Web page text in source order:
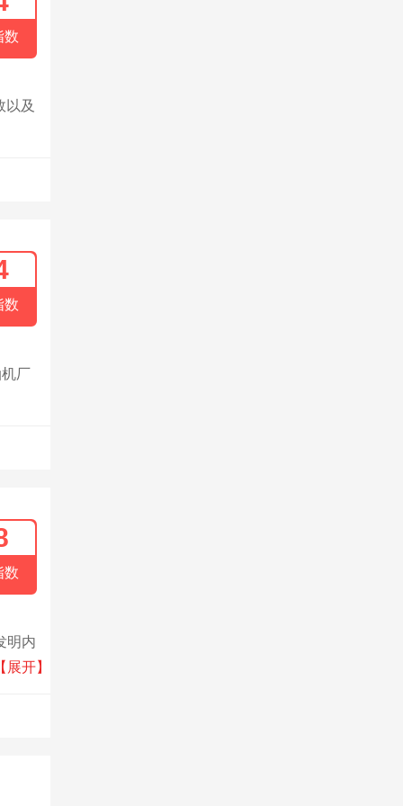
数
以及
数
厂
数
明内
方
【展开】